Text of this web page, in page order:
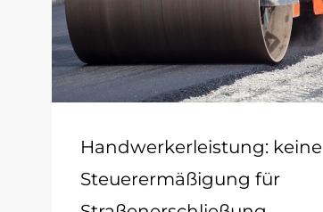
Handwerkerleistung: keine
Steuerermäßigung für